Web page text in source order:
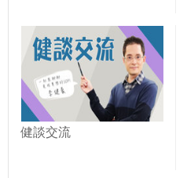
健談交流